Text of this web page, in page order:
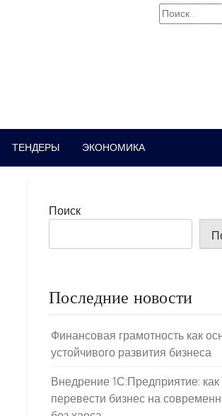
Найти:
ТЕНДЕРЫ ЭКОНОМИКА
Поиск
Последние новости
Финансовая грамотность как
устойчивого развития бизнеса
Внедрение 1С:Предприятие: как
перевести бизнес на